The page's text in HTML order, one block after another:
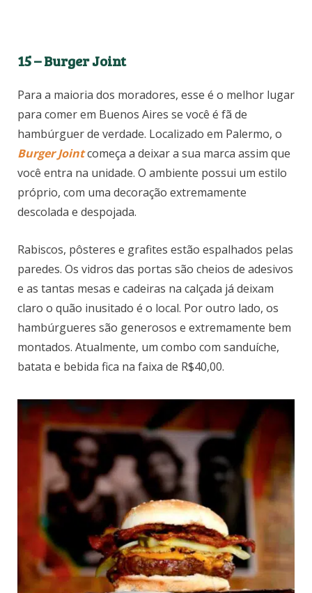
15 – Burger Joint
Para a maioria dos moradores, esse é o melhor lugar
para comer em Buenos Aires se você é fã de
hambúrguer de verdade. Localizado em Palermo, o
Burger Jointcomeça a deixar a sua marca assim que
você entra na unidade. O ambiente possui um estilo
próprio, com uma decoração extremamente
descolada e despojada.
Rabiscos, pôsteres e grafites estão espalhados pelas
paredes. Os vidros das portas são cheios de adesivos
e as tantas mesas e cadeiras na calçada já deixam
claro o quão inusitado é o local. Por outro lado, os
hambúrgueres são generosos e extremamente bem
montados. Atualmente, um combo com sanduíche,
batata e bebida fica na faixa de R$40,00.